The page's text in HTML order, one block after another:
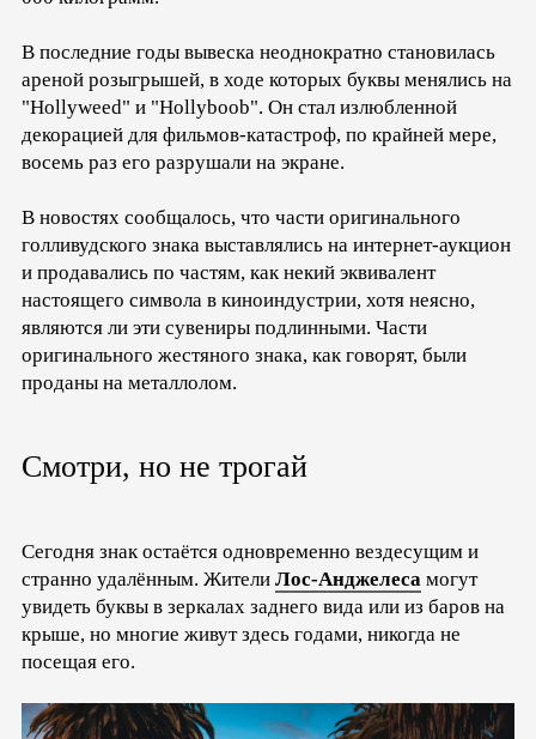
В последние годы вывеска неоднократно становилась
ареной розыгрышей, в ходе которых буквы менялись на
"Hollyweed" и "Hollyboob". Он стал излюбленной
декорацией для фильмов-катастроф, по крайней мере,
восемь раз его разрушали на экране.
В новостях сообщалось, что части оригинального
голливудского знака выставлялись на интернет-аукцион
и продавались по частям, как некий эквивалент
настоящего символа в киноиндустрии, хотя неясно,
являются ли эти сувениры подлинными. Части
оригинального жестяного знака, как говорят, были
проданы на металлолом.
Смотри, но не трогай
Сегодня знак остаётся одновременно вездесущим и
странно удалённым. Жители Лос-Анджелеса могут
увидеть буквы в зеркалах заднего вида или из баров на
крыше, но многие живут здесь годами, никогда не
посещая его.